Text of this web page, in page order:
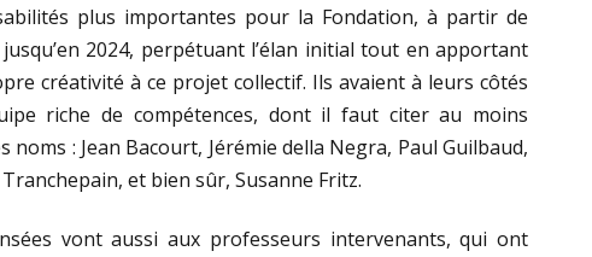
plus importantes pour la Fondation, à partir de
2024, perpétuant l’élan initial tout en apportant
créativité à ce projet collectif. Ils avaient à leurs côtés
riche de compétences, dont il faut citer au moins
noms : Jean Bacourt, Jérémie della Negra, Paul Guilbaud,
et bien sûr, Susanne Fritz.
vont aussi aux professeurs intervenants, qui ont